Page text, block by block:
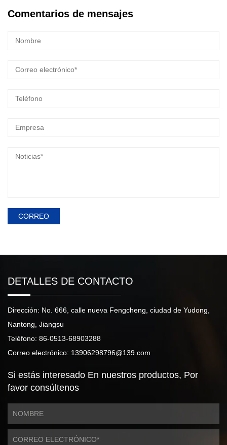
una carga elevada?
Comentarios de mensajes
CORREO
DETALLES DE CONTACTO
Dirección: No. 666, calle nueva Fengcheng, ciudad de Yudong,
Nantong, Jiangsu
Teléfono: 86-0513-68903288
Correo electrónico: 13906298796@139.com
Si estás interesado En nuestros productos, Por
favor consúltenos